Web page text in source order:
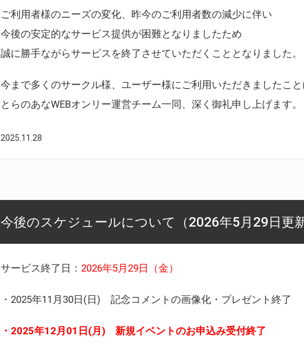
ご利用者様のニーズの変化、昨今のご利用者数の減少に伴い
今後の安定的なサービス提供が困難となりましたため
誠に勝手ながらサービスを終了させていただくこととなりました。
今まで多くのサークル様、ユーザー様にご利用いただきましたこと
とらのあなWEBオンリー運営チーム一同、深く御礼申し上げます。
2025.11.28
今後のスケジュールについて（2026年5月29日更新
サービス終了日： 2026年5月29日（金）
・2025年11月30日(日) 記念コメントの画像化・プレゼント終了
・2025年12月01日(月) 新規イベントのお申込み受付終了